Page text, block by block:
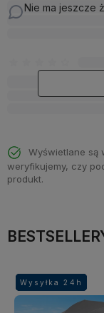
Nie ma jeszcze
Wyświetlane są
weryfikujemy, czy
produkt.
Wysyłka 24h
Wysyłka 24h
Wysyłka 24h